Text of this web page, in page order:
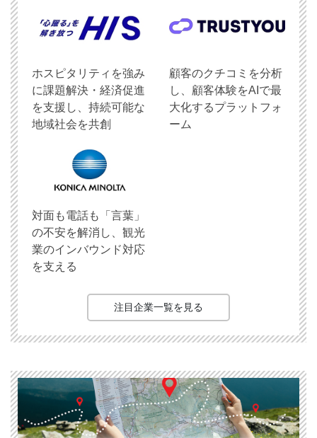
ホスピタリティを強み
に課題解決・経済促進
を支援し、持続可能な
地域社会を共創
顧客のクチコミを分析
し、顧客体験をAIで最
大化するプラットフォ
ーム
対面も電話も「言葉」
の不安を解消し、観光
業のインバウンド対応
を支える
注目企業一覧を見る